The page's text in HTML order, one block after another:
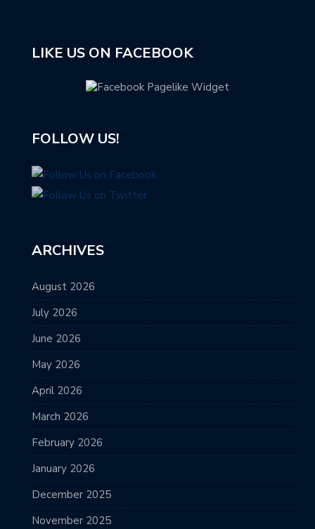
LIKE US ON FACEBOOK
FOLLOW US!
ARCHIVES
August 2026
July 2026
June 2026
May 2026
April 2026
March 2026
February 2026
January 2026
December 2025
November 2025